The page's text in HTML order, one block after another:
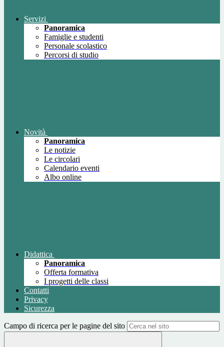
Servizi
Panoramica
Famiglie e studenti
Personale scolastico
Percorsi di studio
Novità
Panoramica
Le notizie
Le circolari
Calendario eventi
Albo online
Didattica
Panoramica
Offerta formativa
I progetti delle classi
Contatti
Privacy
Sicurezza
Campo di ricerca per le pagine del sito